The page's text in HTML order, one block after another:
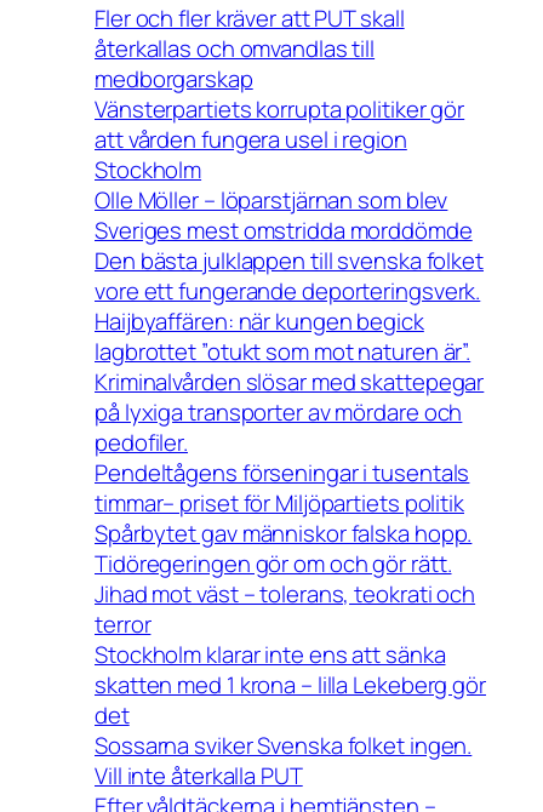
Fler och fler kräver att PUT skall
återkallas och omvandlas till
medborgarskap
Vänsterpartiets korrupta politiker gör
att vården fungera usel i region
Stockholm
Olle Möller – löparstjärnan som blev
Sveriges mest omstridda morddömde
Den bästa julklappen till svenska folket
vore ett fungerande deporteringsverk.
Haijbyaffären: när kungen begick
lagbrottet ”otukt som mot naturen är”.
Kriminalvården slösar med skattepegar
på lyxiga transporter av mördare och
pedofiler.
Pendeltågens förseningar i tusentals
timmar– priset för Miljöpartiets politik
Spårbytet gav människor falska hopp.
Tidöregeringen gör om och gör rätt.
Jihad mot väst – tolerans, teokrati och
terror
Stockholm klarar inte ens att sänka
skatten med 1 krona – lilla Lekeberg gör
det
Sossarna sviker Svenska folket ingen.
Vill inte återkalla PUT